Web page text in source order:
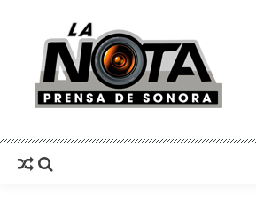
La Nota Prensa De Sonora